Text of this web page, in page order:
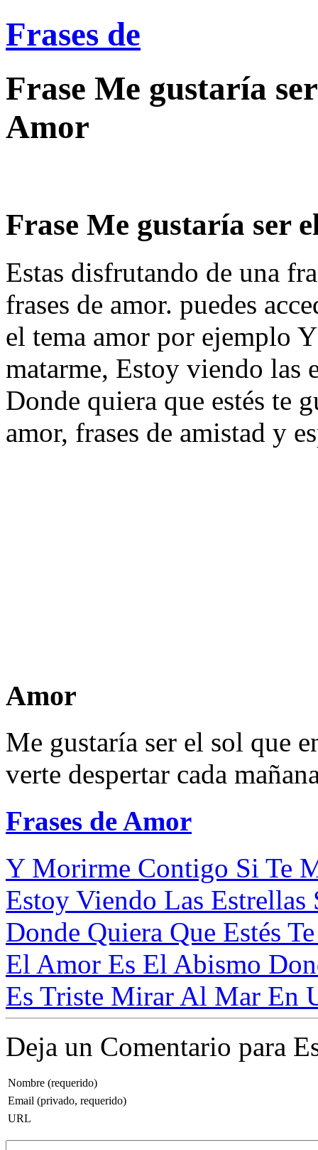
Frases de
Frase Me gustaría
Amor
Frase Me gustaría ser
Estas disfrutando de una
frases de amor. puedes
el tema amor por ejemplo
matarme, Estoy viendo las
Donde quiera que estés te
amor, frases de amistad y
Amor
Me gustaría ser el sol que
verte despertar cada
Frases de Amor
Y Morirme Contigo Si Te
Estoy Viendo Las
Donde Quiera Que Estés
El Amor Es El Abismo
Es Triste Mirar Al Mar En
Deja un Comentario para
Nombre (requerido)
Email (privado, requerido)
URL